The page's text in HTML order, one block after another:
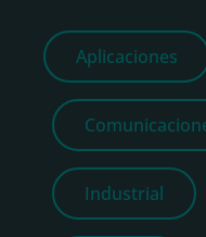
Aplicaciones
Industrial